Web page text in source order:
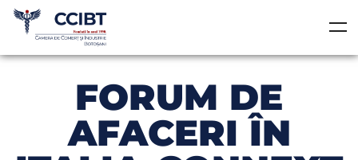
FORUM DE
AFACERI ÎN